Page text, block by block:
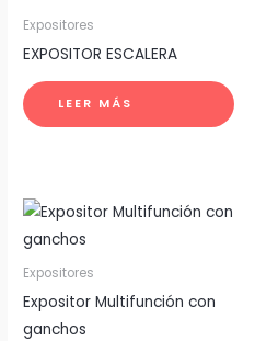
Expositores
EXPOSITOR ESCALERA
LEER MÁS
Expositores
Expositor Multifunción con
ganchos